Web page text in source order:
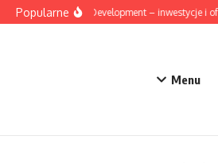
Przejdź do treści
PopularneMesta Development – inwestycje i
Menu